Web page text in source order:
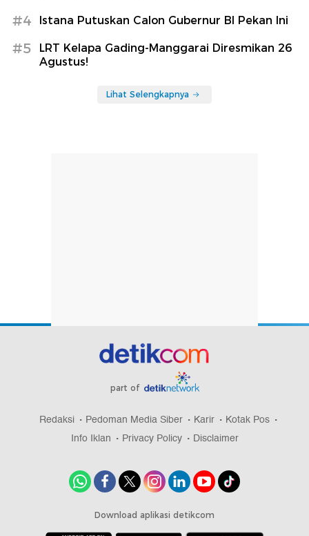
#4 Istana Putuskan Calon Gubernur BI Pekan Ini
#5
LRT Kelapa Gading-Manggarai Diresmikan 26
Agustus!
Lihat Selengkapnya
part of
Redaksi Pedoman Media Siber Karir
Kotak Pos
Info Iklan
Privacy Policy Disclaimer
Download aplikasi detikcom